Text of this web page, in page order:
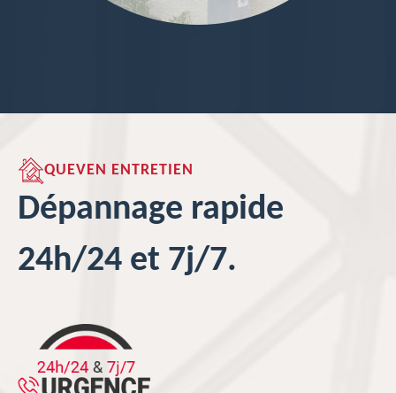
QUEVEN ENTRETIEN
Dépannage rapide
24h/24 et 7j/7.